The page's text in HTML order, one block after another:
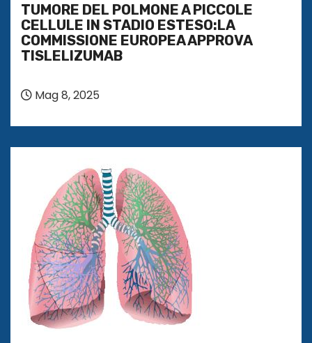
TUMORE DEL POLMONE A PICCOLE
CELLULE IN STADIO ESTESO:LA
COMMISSIONE EUROPEA APPROVA
TISLELIZUMAB
Mag 8, 2025